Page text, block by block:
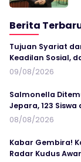
Berita
Tujuan Syariat
Keadilan Sosial,
09/08/2026
Salmonella
Jepara, 123
08/08/2026
Kabar Gembira!
Radar Kudus